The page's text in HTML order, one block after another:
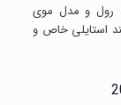
رول و مدل موی
استایلی خاص و